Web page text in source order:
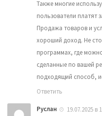
Также многие
пользователи платят
Продажа товаров и
хороший доход. Не
программах, где
сделанные по вашей
подходящий способ,
Ответить
Руслан
19.07.2025 в